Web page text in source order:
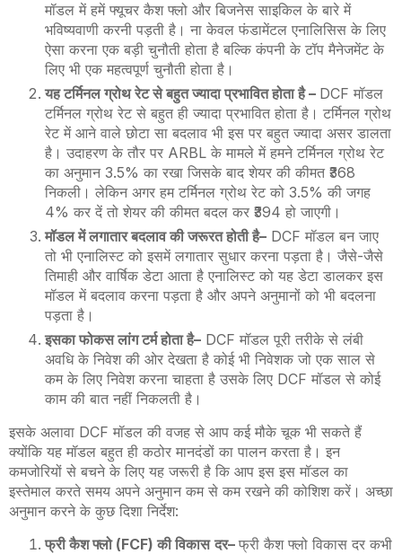
मॉडल में हमें फ्यूचर कैश फ्लो और बिजनेस साइकिल के बारे में
भविष्यवाणी करनी पड़ती है। ना केवल फंडामेंटल एनालिसिस के लिए
ऐसा करना एक बड़ी चुनौती होता है बल्कि कंपनी के टॉप मैनेजमेंट के
लिए भी एक महत्वपूर्ण चुनौती होता है।
यह टर्मिनल ग्रोथ रेट से बहुत ज्यादा प्रभावित होता है– DCF मॉडल
टर्मिनल ग्रोथ रेट से बहुत ही ज्यादा प्रभावित होता है। टर्मिनल ग्रोथ
रेट में आने वाले छोटा सा बदलाव भी इस पर बहुत ज्यादा असर डालता
है। उदाहरण के तौर पर ARBL के मामले में हमने टर्मिनल ग्रोथ रेट
का अनुमान 3.5% का रखा जिसके बाद शेयर की कीमत ₹368
निकली। लेकिन अगर हम टर्मिनल ग्रोथ रेट को 3.5% की जगह
4% कर दें तो शेयर की कीमत बदल कर ₹394 हो जाएगी।
मॉडल में लगातार बदलाव की जरूरत होती है– DCF मॉडल बन जाए
तो भी एनालिस्ट को इसमें लगातार सुधार करना पड़ता है। जैसे-जैसे
तिमाही और वार्षिक डेटा आता है एनालिस्ट को यह डेटा डालकर इस
मॉडल में बदलाव करना पड़ता है और अपने अनुमानों को भी बदलना
पड़ता है।
इसका फोकस लांग टर्म होता है– DCF मॉडल पूरी तरीके से लंबी
अवधि के निवेश की ओर देखता है कोई भी निवेशक जो एक साल से
कम के लिए निवेश करना चाहता है उसके लिए DCF मॉडल से कोई
काम की बात नहीं निकलती है।
इसके अलावा DCF मॉडल की वजह से आप कई मौके चूक भी सकते हैं
क्योंकि यह मॉडल बहुत ही कठोर मानदंडों का पालन करता है। इन
कमजोरियों से बचने के लिए यह जरूरी है कि आप इस इस मॉडल का
इस्तेमाल करते समय अपने अनुमान कम से कम रखने की कोशिश करें। अच्छा
अनुमान करने के कुछ दिशा निर्देश:
फ्री कैश फ्लो(FCF) की विकास दर– फ्री कैश फ्लो विकास दर कभी